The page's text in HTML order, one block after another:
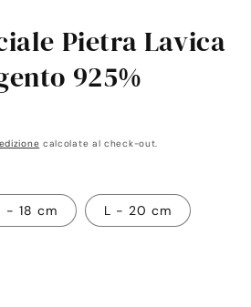
Pietra Lavica
925%
calcolate al check-out.
- 18 cm L - 20 cm